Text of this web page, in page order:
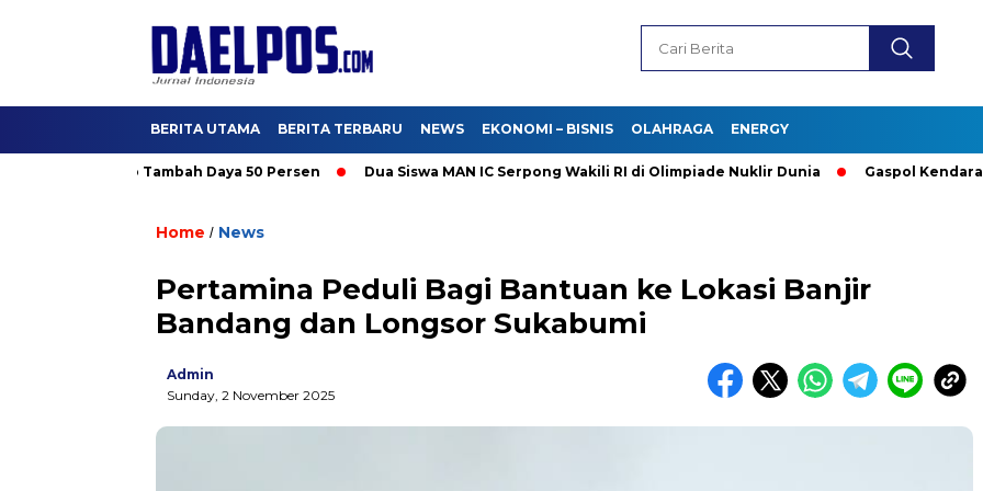
BERITA UTAMA BERITA TERBARU NEWS EKONOMI – BISNIS OLAHRAGA ENERGY
Promo Tambah Daya 50 Persen Dua Siswa MAN IC Serpong Wakili RI di Olimpiade Nuklir Dunia Gaspol Kendaraan Listrik!
Home / News
Pertamina Peduli Bagi Bantuan ke Lokasi Banjir
Bandang dan Longsor Sukabumi
Admin
Sunday, 2 November 2025